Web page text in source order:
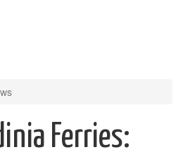
Ferries: